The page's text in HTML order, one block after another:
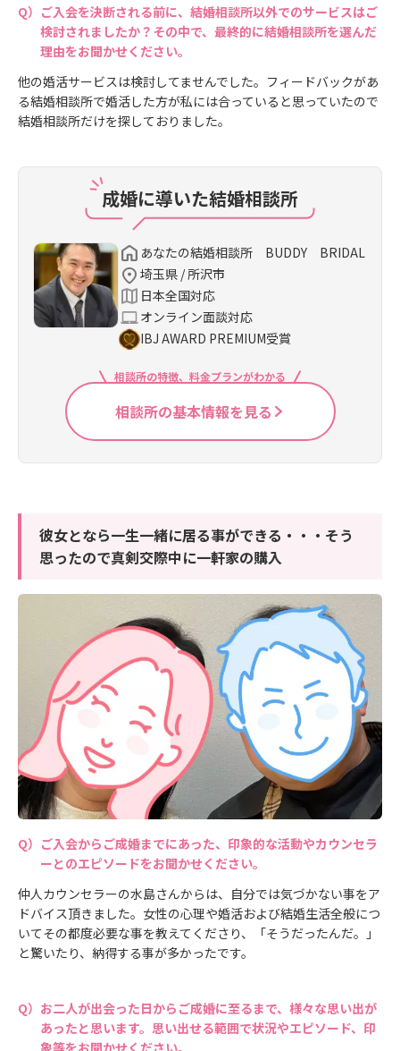
ご入会を決断される前に、結婚相談所以外でのサービスはご
検討されましたか？その中で、最終的に結婚相談所を選んだ
理由をお聞かせください。
他の婚活サービスは検討してませんでした。フィードバックがあ
る結婚相談所で婚活した方が私には合っていると思っていたので
結婚相談所だけを探しておりました。
成婚に導いた結婚相談所
あなたの結婚相談所 BUDDY BRIDAL
埼玉県 / 所沢市
日本全国対応
オンライン面談対応
IBJ AWARD PREMIUM受賞
相談所の特徴、料金プランがわかる
相談所の基本情報を見る
彼女となら一生一緒に居る事ができる・・・そう
思ったので真剣交際中に一軒家の購入
ご入会からご成婚までにあった、印象的な活動やカウンセラ
ーとのエピソードをお聞かせください。
仲人カウンセラーの水島さんからは、自分では気づかない事をア
ドバイス頂きました。女性の心理や婚活および結婚生活全般につ
いてその都度必要な事を教えてくださり、「そうだったんだ。」
と驚いたり、納得する事が多かったです。
お二人が出会った日からご成婚に至るまで、様々な思い出が
あったと思います。思い出せる範囲で状況やエピソード、印
象等をお聞かせください。